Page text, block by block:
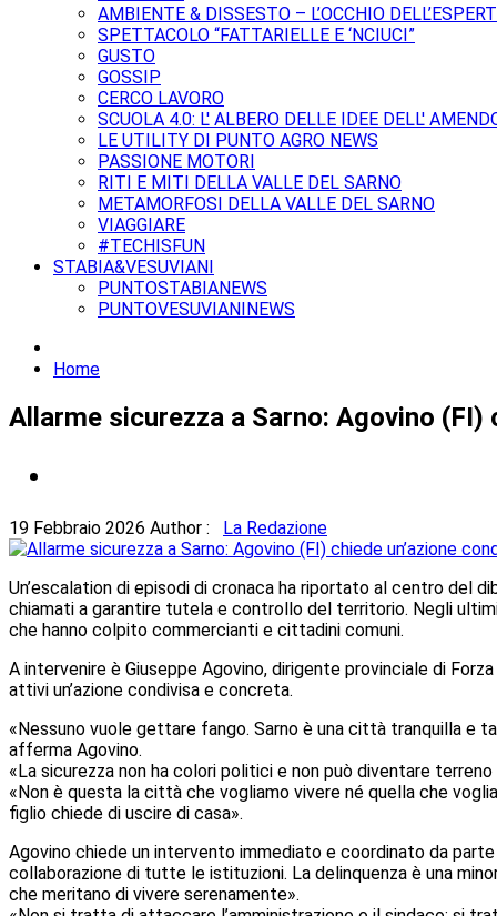
AMBIENTE & DISSESTO – L’OCCHIO
SPETTACOLO “FATTARIELLE E ‘NCIUCI”
GUSTO
GOSSIP
CERCO LAVORO
SCUOLA 4.0: L' ALBERO DELLE IDEE DELL'
LE UTILITY DI PUNTO AGRO NEWS
PASSIONE MOTORI
RITI E MITI DELLA VALLE DEL SARNO
METAMORFOSI DELLA VALLE DEL SARNO
VIAGGIARE
#TECHISFUN
STABIA&VESUVIANI
PUNTOSTABIANEWS
PUNTOVESUVIANINEWS
Home
Allarme sicurezza a Sarno: Agovino
19 Febbraio 2026 Author : La Redazione
Un’escalation di episodi di cronaca ha riportato al centro del
chiamati a garantire tutela e controllo del territorio. Negli
che hanno colpito commercianti e cittadini comuni.
A intervenire è Giuseppe Agovino, dirigente provinciale di
attivi un’azione condivisa e concreta.
«Nessuno vuole gettare fango. Sarno è una città tranquilla e
afferma Agovino.
«La sicurezza non ha colori politici e non può diventare
«Non è questa la città che vogliamo vivere né quella che
figlio chiede di uscire di casa».
Agovino chiede un intervento immediato e coordinato da
collaborazione di tutte le istituzioni. La delinquenza è una
che meritano di vivere serenamente».